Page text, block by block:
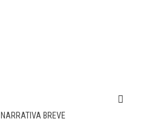
NARRATIVA BREVE